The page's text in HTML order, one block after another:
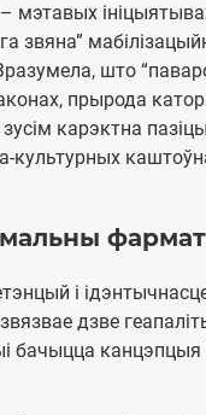
што
прырода
карэктна
культурных
фармат
і
дзве
канцэпцыя